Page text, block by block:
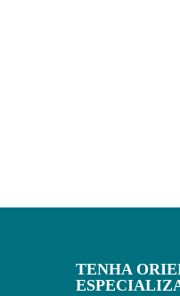
TENHA